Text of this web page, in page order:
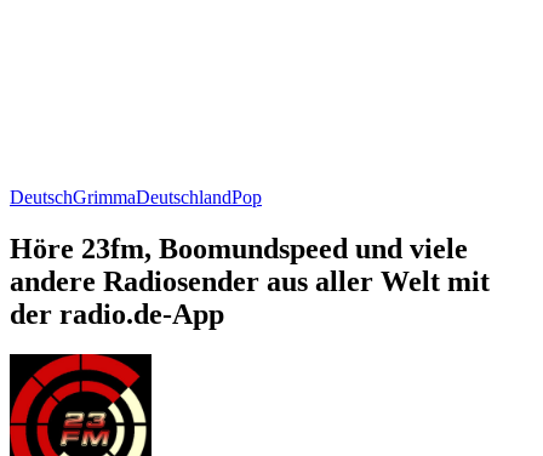
DeutschGrimmaDeutschlandPop
Höre 23fm, Boomundspeed und viele
andere Radiosender aus aller Welt mit
der radio.de-App